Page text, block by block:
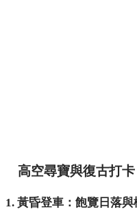
高空尋寶與復古打
1. 黃昏登車：飽覽日落